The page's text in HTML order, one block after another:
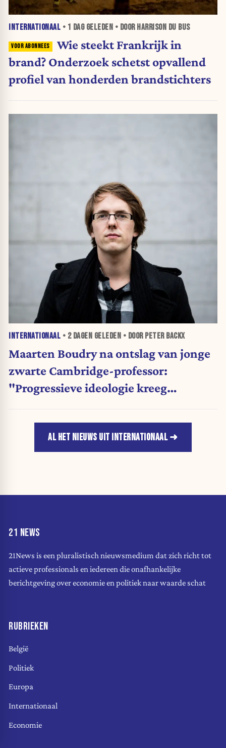
INTERNATIONAAL • 1 DAGGELEDEN • DOOR HARRISON DU BUS
Wie steekt Frankrijk in
brand? Onderzoek schetst opvallend
profiel van honderden brandstichters
INTERNATIONAAL • 2 DAGEN GELEDEN • DOOR PETER BACKX
Maarten Boudry na ontslag van jonge
zwarte Cambridge-professor:
"Progressieve ideologie kreeg
AL HET NIEUWS UIT INTERNATIONAAL
21 NEWS
21News is een pluralistisch nieuwsmedium dat zich richt tot
actieve professionals en iedereen die onafhankelijke
berichtgeving over economie en politiek naar waarde schat
RUBRIEKEN
België
Politiek
Europa
Internationaal
Economie